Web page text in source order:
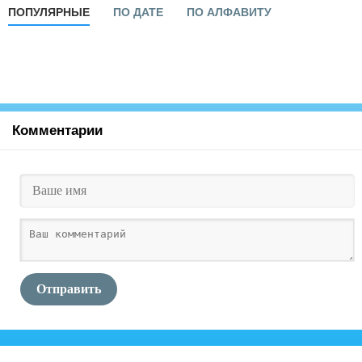
ПОПУЛЯРНЫЕ ПО ДАТЕ ПО АЛФАВИТУ
Комментарии
Отправить